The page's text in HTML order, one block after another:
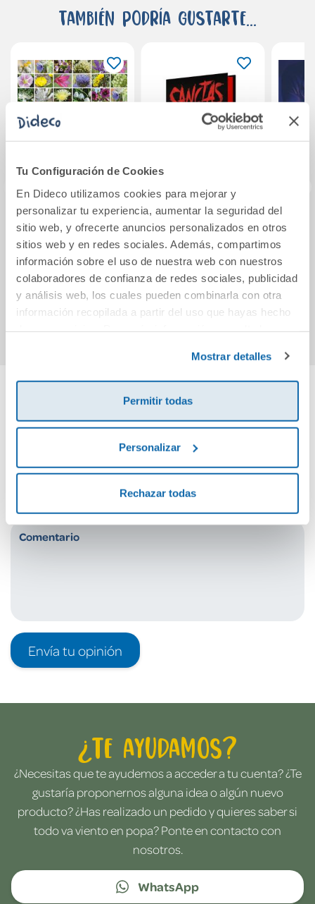
Tu Configuración de Cookies
En Dideco utilizamos cookies para mejorar y
personalizar tu experiencia, aumentar la seguridad del
sitio web, y ofrecerte anuncios personalizados en otros
sitios web y en redes sociales. Además, compartimos
información sobre el uso de nuestra web con nuestros
colaboradores de confianza de redes sociales, publicidad
y análisis web, los cuales pueden combinarla con otra
información recopilada a partir del uso que hayas hecho
Mostrar detalles
Permitir todas
Personalizar
Rechazar todas
También podría gustarte...
Flores del litoral
mediterráneo
11,90€
Comprar
Sanctas: Estudio
de una mentira
21,50€
Comprar
Cuéntanos tu opinión
¡Sé el primero en valorar este producto!
Envía tu opinión
¿Te ayudamos?
¿Necesitas que te ayudemos a acceder a tu cuenta? ¿Te
gustaría proponernos alguna idea o algún nuevo
producto? ¿Has realizado un pedido y quieres saber si
todo va viento en popa? Ponte en contacto con
nosotros.
WhatsApp